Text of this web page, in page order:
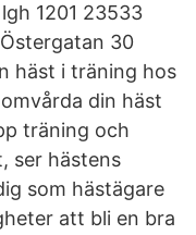
1201 23533
Östergatan 30
häst i träning hos
din häst
träning och
ser hästens
som hästägare
att bli en bra